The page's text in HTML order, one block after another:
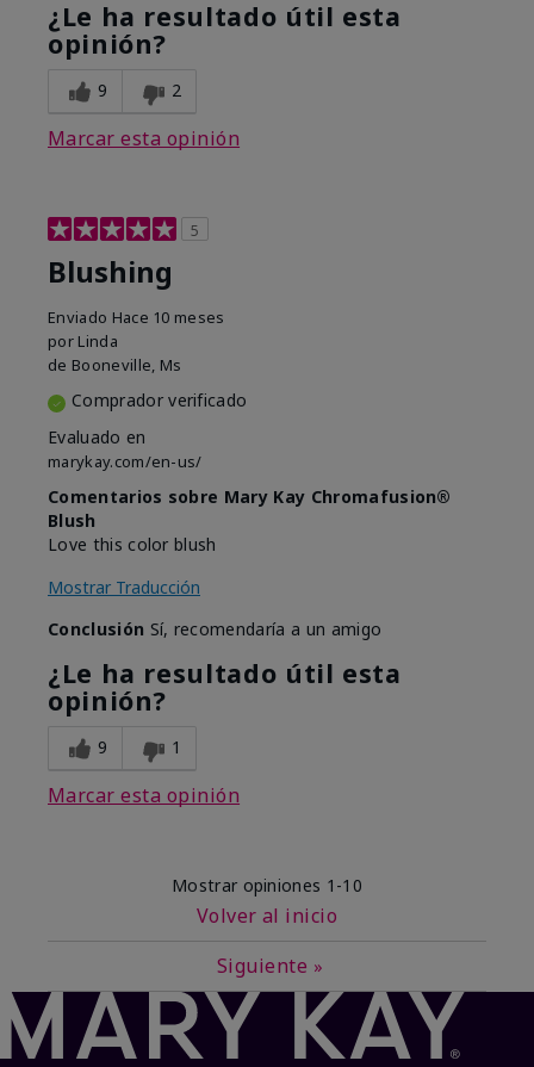
¿Le ha resultado útil esta
opinión?
9 2
Marcar esta opinión
5
Blushing
Enviado Hace 10 meses
por Linda
de Booneville, Ms
Comprador verificado
Evaluado en
marykay.com/en-us/
Comentarios sobre Mary Kay Chromafusion®
Blush
Love this color blush
Mostrar Traducción
Conclusión Sí, recomendaría a un amigo
¿Le ha resultado útil esta
opinión?
9 1
Marcar esta opinión
Mostrar opiniones 1-10
Volver al inicio
Siguiente »